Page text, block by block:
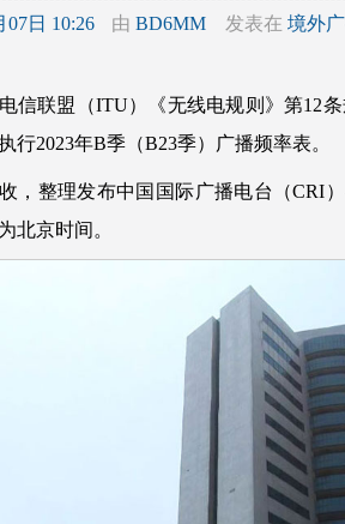
07日 10:26 由BD6MM 发表在境外
信联盟（ITU）《无线电规则》第12条
行2023年B季（B23季）广播频率表。
，整理发布中国国际广播电台（CRI
北京时间。